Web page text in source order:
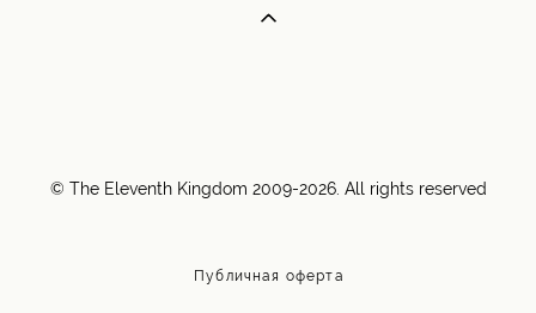
© The Eleventh Kingdom 2009-2026. All rights reserved
Публичная оферта